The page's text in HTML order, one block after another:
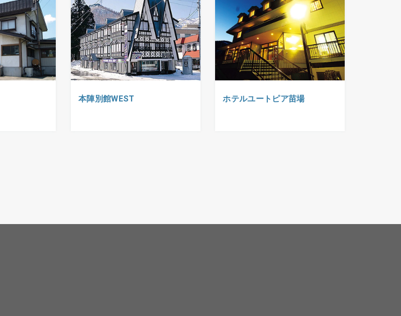
本陣別館WEST ホテルユートピア苗場